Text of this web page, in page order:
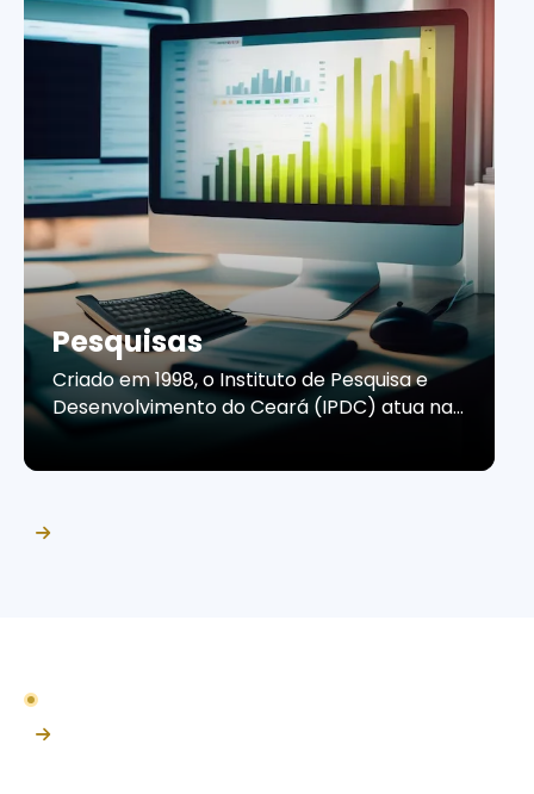
Pesquisas
Criado em 1998, o Instituto de Pesquisa e
Desenvolvimento do Ceará (IPDC) atua na